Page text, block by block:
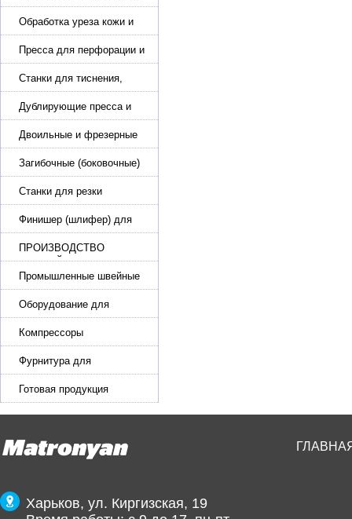
подошвы и прибивки
каблука
Обработка уреза кожи и
покрасочные камеры
Пресса для перфорации и
тиснения
Станки для тиснения,
нанесения логотипа и
нумераторы
Дублирующие пресса и
утюги для разглаживания
кожи
Двоильные и фрезерные
машины для слоения и
фрезерования кожи
Загибочные (боковочные)
машины для стельки,
кошельков, сумок
Станки для резки
кожи.Станки для резки
стропы
Финишер (шлифер) для
обуви
ПРОИЗВОДСТВО
РЕМНЕЙ, СУМОК,
КОЖГАЛАНТЕРЕИ
Промышленные швейные
машины для кожи, обуви
Оборудование для
производства и резки
эластичной ленты и стропы
Компрессоры
Фурнитура для
производства ремней
Готовая продукция
Харьков, ул. Киргизская, 19